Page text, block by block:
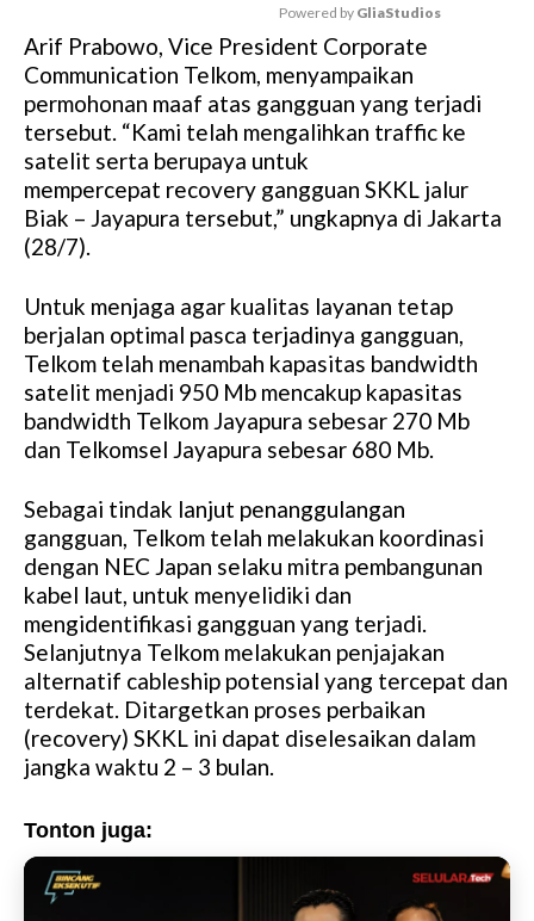
M
u
t
e
Powered by GliaStudios
Arif Prabowo, Vice President Corporate
Communication Telkom, menyampaikan
permohonan maaf atas gangguan yang terjadi
tersebut. “Kami telah mengalihkan traffic ke
satelit serta berupaya untuk
mempercepat recovery gangguan SKKL jalur
Biak – Jayapura tersebut,” ungkapnya di Jakarta
(28/7).
Untuk menjaga agar kualitas layanan tetap
berjalan optimal pasca terjadinya gangguan,
Telkom telah menambah kapasitas bandwidth
satelit menjadi 950 Mb mencakup kapasitas
bandwidth Telkom Jayapura sebesar 270 Mb
dan Telkomsel Jayapura sebesar 680 Mb.
Sebagai tindak lanjut penanggulangan
gangguan, Telkom telah melakukan koordinasi
dengan NEC Japan selaku mitra pembangunan
kabel laut, untuk menyelidiki dan
mengidentifikasi gangguan yang terjadi.
Selanjutnya Telkom melakukan penjajakan
alternatif cableship potensial yang tercepat dan
terdekat. Ditargetkan proses perbaikan
(recovery) SKKL ini dapat diselesaikan dalam
jangka waktu 2 – 3 bulan.
Tonton juga: